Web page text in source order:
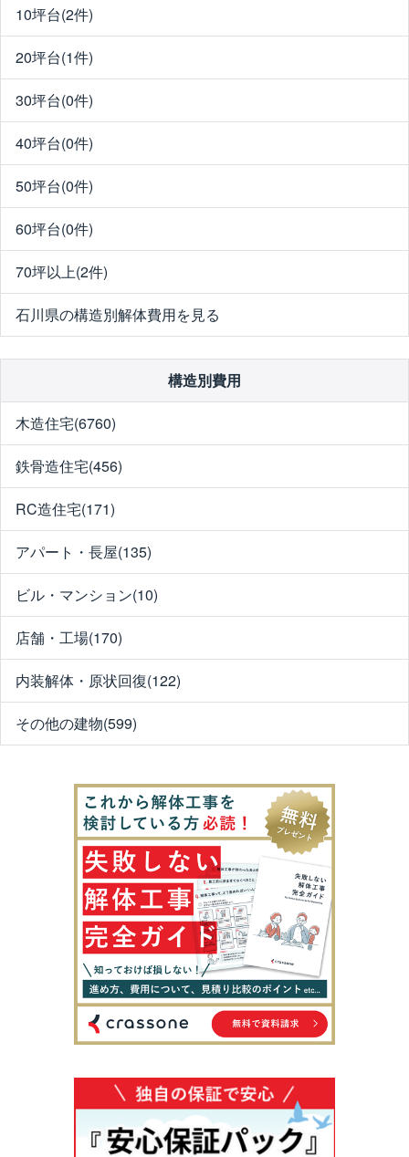
10坪台(2件)
20坪台(1件)
30坪台(0件)
40坪台(0件)
50坪台(0件)
60坪台(0件)
70坪以上(2件)
石川県の構造別解体費用を見る
構造別費用
木造住宅(6760)
鉄骨造住宅(456)
RC造住宅(171)
アパート・長屋(135)
ビル・マンション(10)
店舗・工場(170)
内装解体・原状回復(122)
その他の建物(599)